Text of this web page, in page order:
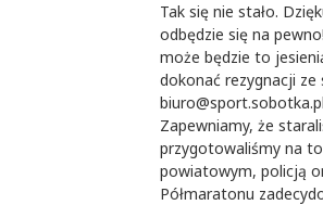
Tak się nie stało.
odbędzie się na
może będzie to
dokonać rezygnacji
Zapewniamy, że
przygotowaliśmy na
powiatowym, policją
Półmaratonu